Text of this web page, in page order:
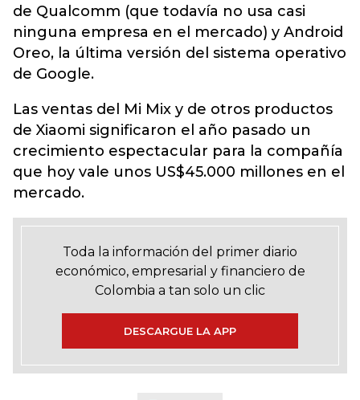
de Qualcomm (que todavía no usa casi
ninguna empresa en el mercado) y Android
Oreo, la última versión del sistema operativo
de Google.
Las ventas del Mi Mix y de otros productos
de Xiaomi significaron el año pasado un
crecimiento espectacular para la compañía
que hoy vale unos US$45.000 millones en el
mercado.
Toda la información del primer diario
económico, empresarial y financiero de
Colombia a tan solo un clic
DESCARGUE LA APP